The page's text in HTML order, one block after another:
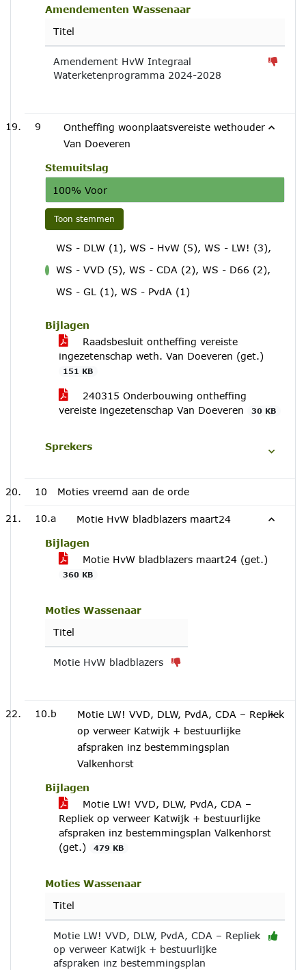
Amendementen Wassenaar
Titel
Amendement HvW Integraal
Waterketenprogramma 2024-2028
9
Ontheffing woonplaatsvereiste wethouder
Van Doeveren
Stemuitslag
100% Voor
Toon stemmen
WS - DLW (1), WS - HvW (5), WS - LW! (3),
WS - VVD (5), WS - CDA (2), WS - D66 (2),
WS - GL (1), WS - PvdA (1)
Bijlagen
Raadsbesluit ontheffing vereiste
ingezetenschap weth. Van Doeveren (get.)
151 KB
240315 Onderbouwing ontheffing
vereiste ingezetenschap Van Doeveren
30 KB
Sprekers
10 Moties vreemd aan de orde
10.a Motie HvW bladblazers maart24
Bijlagen
Motie HvW bladblazers maart24 (get.)
360 KB
Moties Wassenaar
Titel
Motie HvW bladblazers
10.b
Motie LW! VVD, DLW, PvdA, CDA – Repliek
op verweer Katwijk + bestuurlijke
afspraken inz bestemmingsplan
Valkenhorst
Bijlagen
Motie LW! VVD, DLW, PvdA, CDA –
Repliek op verweer Katwijk + bestuurlijke
afspraken inz bestemmingsplan Valkenhorst
(get.)
479 KB
Moties Wassenaar
Titel
Motie LW! VVD, DLW, PvdA, CDA – Repliek
op verweer Katwijk + bestuurlijke
afspraken inz bestemmingsplan